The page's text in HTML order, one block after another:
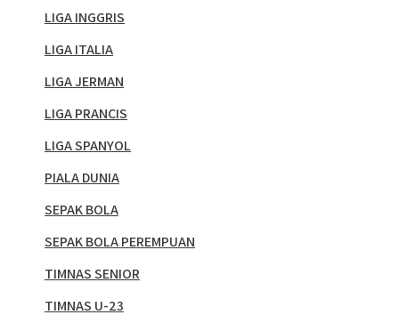
LIGA INGGRIS
LIGA ITALIA
LIGA JERMAN
LIGA PRANCIS
LIGA SPANYOL
PIALA DUNIA
SEPAK BOLA
SEPAK BOLA PEREMPUAN
TIMNAS SENIOR
TIMNAS U-23